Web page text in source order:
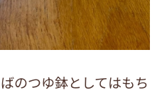
のつゆ鉢としてはもち